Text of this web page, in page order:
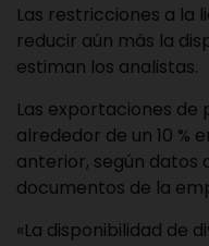
Las restricciones a la
reducir aún más la
estiman los analistas.
Las exportaciones
alrededor de un 10 %
anterior, según datos
documentos de la
«La disponibilidad de